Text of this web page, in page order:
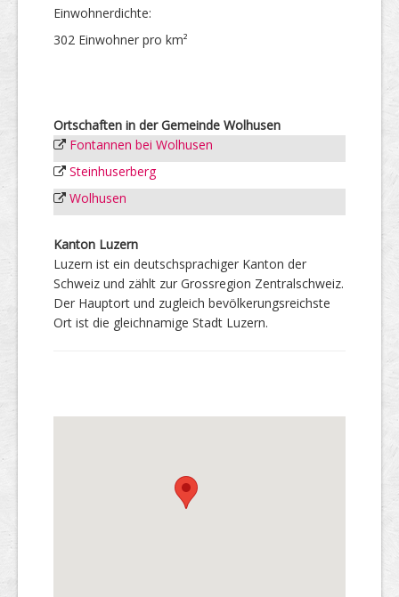
Einwohner­dichte:
302 Einwohner pro km²
Ortschaften in der Gemeinde Wolhusen
Fontannen bei Wolhusen
Steinhuserberg
Wolhusen
Kanton Luzern
Luzern ist ein deutschsprachiger Kanton der
Schweiz und zählt zur Grossregion Zentralschweiz.
Der Hauptort und zugleich bevölkerungsreichste
Ort ist die gleichnamige Stadt Luzern.